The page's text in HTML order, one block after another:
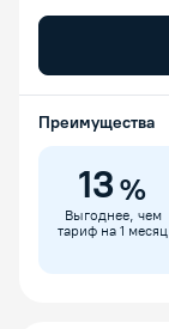
Преимущества
13 %
Выгоднее, чем
тариф на 1 месяц